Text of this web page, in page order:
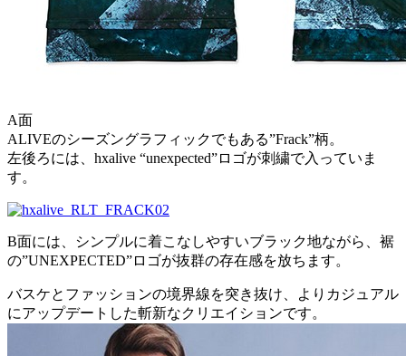
A面
ALIVEのシーズングラフィックでもある”Frack”柄。
左後ろには、hxalive “unexpected”ロゴが刺繍で入っていま
す。
B面には、シンプルに着こなしやすいブラック地ながら、裾
の”UNEXPECTED”ロゴが抜群の存在感を放ちます。
バスケとファッションの境界線を突き抜け、よりカジュアル
にアップデートした斬新なクリエイションです。